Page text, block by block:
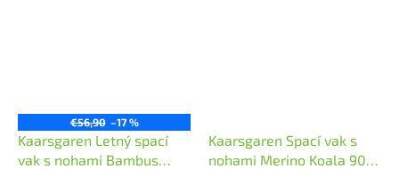
€56,90 –17 %
Kaarsgaren Letný spací
vak s nohami Bambus
Kaarsgaren Spací vak s
nohami Merino Koala 90